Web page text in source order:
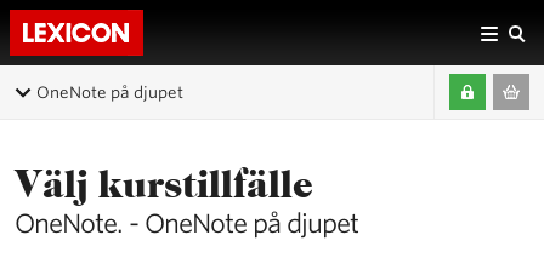
OneNote på djupet
Välj kurstillfälle
OneNote. - OneNote på djupet